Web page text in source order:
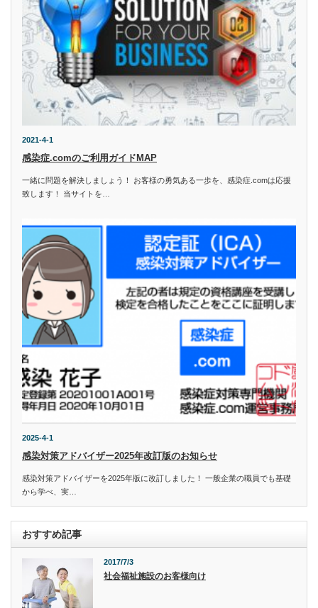
2021-4-1
感染症.comのご利用ガイドMAP
一緒に問題を解決しましょう！ お客様の勇気ある一歩を、感染症.comは応援
致します！ 当サイトを…
2025-4-1
感染対策アドバイザー2025年改訂版のお知らせ
感染対策アドバイザーを2025年版に改訂しました！ 一般企業の職員でも基礎
から学べ、実…
おすすめ記事
2017/7/3
社会福祉施設のお客様向け